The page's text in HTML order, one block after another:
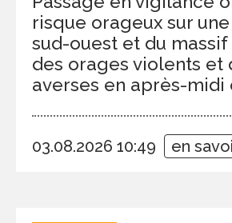
risque orageux sur
sud-ouest et du
des orages violents et
averses en après-midi
03.08.2026 10:49 en